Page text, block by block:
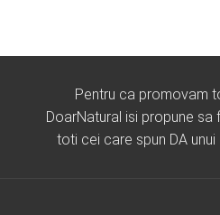
Pentru ca promovam
DoarNatural isi propune sa
toti cei care spun DA